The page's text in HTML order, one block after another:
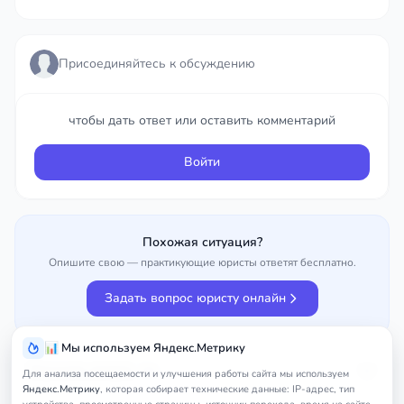
📊 Мы используем Яндекс.Метрику
Для анализа посещаемости и улучшения работы сайта мы используем
Яндекс.Метрику, которая собирает технические данные: IP-адрес, тип
Войти
Присоединяйтесь к обсуждению
чтобы дать ответ или оставить комментарий
Войти
Похожая ситуация?
Опишите свою — практикующие юристы ответят бесплатно.
Задать вопрос юристу онлайн
Улучшить вопрос 0%